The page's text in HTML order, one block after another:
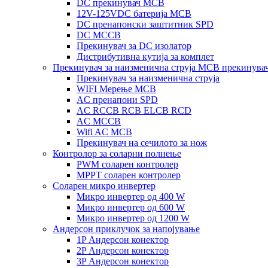
DC прекинувач MCB
12V-125VDC батерија MCB
DC пренапонски заштитник SPD
DC MCCB
Прекинувач за DC изолатор
Дистрибутивна кутија за комплет
Прекинувач за наизменична струја MCB
Прекинувач за наизменична струја
WIFI Мерење MCB
AC пренапони SPD
AC RCCB RCB ELCB RCD
AC MCCB
Wifi AC MCB
Прекинувач на сечилото за нож
Контролор за соларни полнење
PWM соларен контролер
MPPT соларен контролер
Соларен микро инвертер
Микро инвертер од 400 W
Микро инвертер од 600 W
Микро инвертер од 1200 W
Андерсон приклучок за напојување
1P Андерсон конектор
2P Андерсон конектор
3P Андерсон конектор